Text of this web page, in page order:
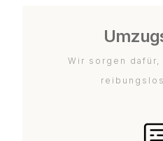
Wir sorgen dafür,